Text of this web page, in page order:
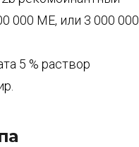
000 МЕ, или 3 000 000
5 % раствор